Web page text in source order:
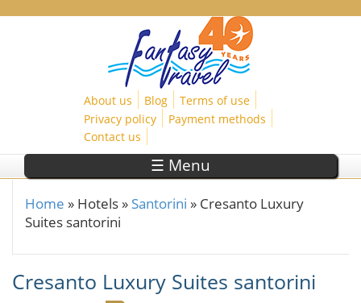
About us Blog
Terms of use
Privacy policy
Payment methods
Contact us
☰ Menu
You are here
Home » Hotels » Santorini » Cresanto Luxury
Suites santorini
Cresanto Luxury Suites santorini